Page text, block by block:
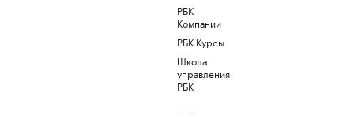
РБК
Компании
РБК Курсы
Школа
управления
РБК